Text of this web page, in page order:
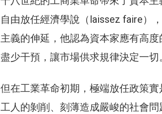
自由放任經濟學說（laissez faire）
主義的伸延，他認為資本家應有高
盡少干預，讓市場供求規律決定一切
但在工業革命初期，極端放任政策
工人的剝削、刻薄造成嚴峻的社會